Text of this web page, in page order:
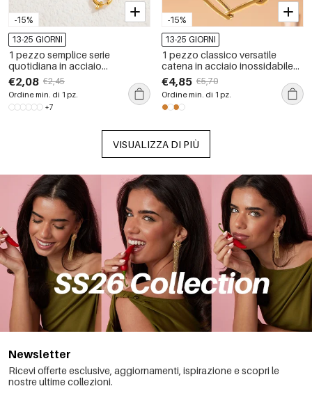
-15%
13-25 GIORNI
1 pezzo semplice serie
quotidiana in acciaio
inossidabile impermeabile color
oro fai da te collane a catena
da donna
€2,08 €2,45
Ordine min. di 1 pz.
+7
-15%
13-25 GIORNI
1 pezzo classico versatile
catena in acciaio inossidabile
impermeabile color oro collane
a catena da donna
€4,85 €5,70
Ordine min. di 1 pz.
VISUALIZZA DI PIÙ
Newsletter
Ricevi offerte esclusive, aggiornamenti, ispirazione e scopri le
nostre ultime collezioni.